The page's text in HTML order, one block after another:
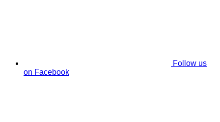
Follow us
on Facebook